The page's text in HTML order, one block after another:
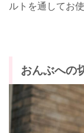
ルトを通してお
おんぶへの